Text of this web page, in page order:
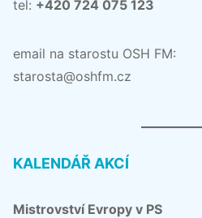
tel: +420 724 075 123
email na starostu OSH FM:
starosta@oshfm.cz
KALENDÁŘ AKCÍ
Mistrovství Evropy v PS